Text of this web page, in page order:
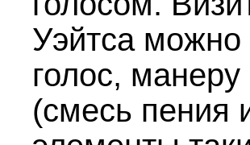
Уэйтса можно
голос,
(смесь пения